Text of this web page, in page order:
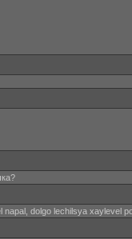
dolgo lechilsya xaylevel